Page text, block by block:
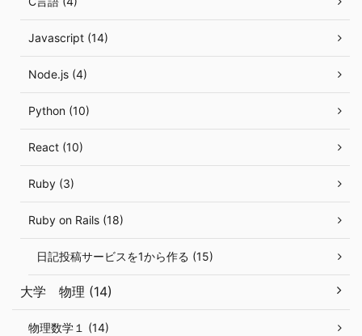
Javascript (14)
Node.js (4)
Python (10)
React (10)
Ruby (3)
Ruby on Rails (18)
日記投稿サービスを1から作る (15)
大学 物理 (14)
物理数学１ (14)